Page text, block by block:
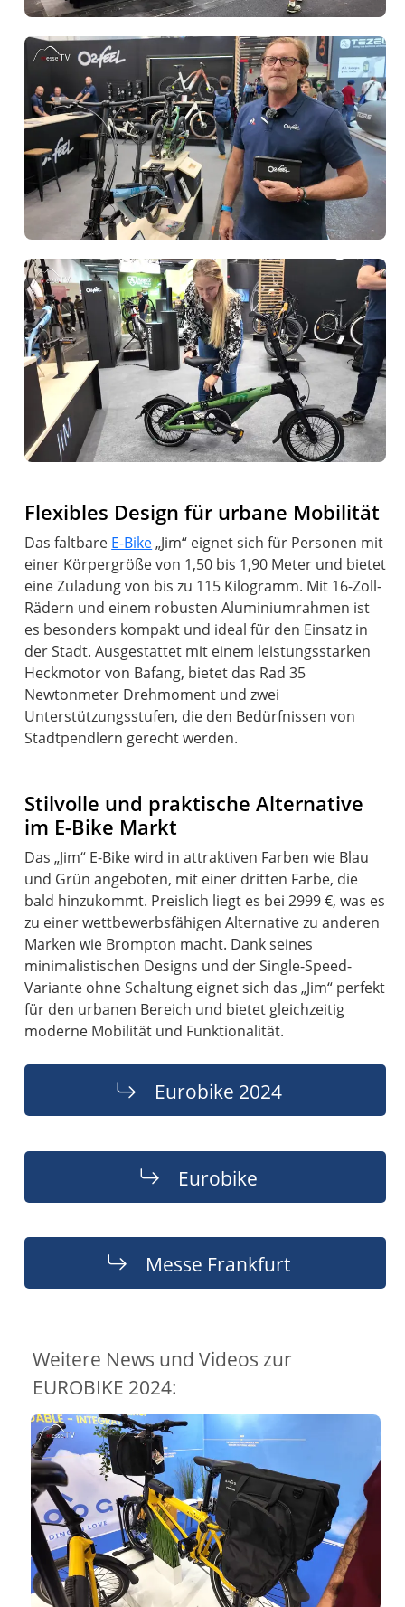
Flexibles Design für urbane Mobilität
Das faltbare E-Bike„Jim“ eignet sich für Personen mit
einer Körpergröße von 1,50 bis 1,90 Meter und bietet
eine Zuladung von bis zu 115 Kilogramm. Mit 16-Zoll-
Rädern und einem robusten Aluminiumrahmen ist
es besonders kompakt und ideal für den Einsatz in
der Stadt. Ausgestattet mit einem leistungsstarken
Heckmotor von Bafang, bietet das Rad 35
Newtonmeter Drehmoment und zwei
Unterstützungsstufen, die den Bedürfnissen von
Stadtpendlern gerecht werden.
Stilvolle und praktische Alternative
im E-Bike Markt
Das „Jim“ E-Bike wird in attraktiven Farben wie Blau
und Grün angeboten, mit einer dritten Farbe, die
bald hinzukommt. Preislich liegt es bei 2999 €, was es
zu einer wettbewerbsfähigen Alternative zu anderen
Marken wie Brompton macht. Dank seines
minimalistischen Designs und der Single-Speed-
Variante ohne Schaltung eignet sich das „Jim“ perfekt
für den urbanen Bereich und bietet gleichzeitig
moderne Mobilität und Funktionalität.
Eurobike 2024
Eurobike
Messe Frankfurt
Weitere News und Videos zur
EUROBIKE 2024: